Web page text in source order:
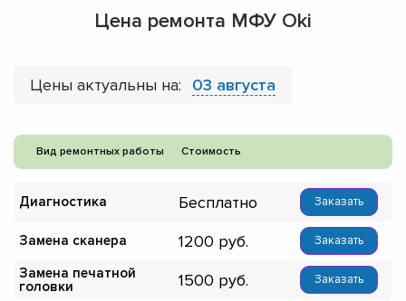
Цена ремонта МФУ Oki
Цены актуальны на: 03 августа
Вид ремонтных работы Стоимость
Диагностика Бесплатно Заказать
Замена сканера 1200 Заказать
Замена печатной
головки
1500 Заказать